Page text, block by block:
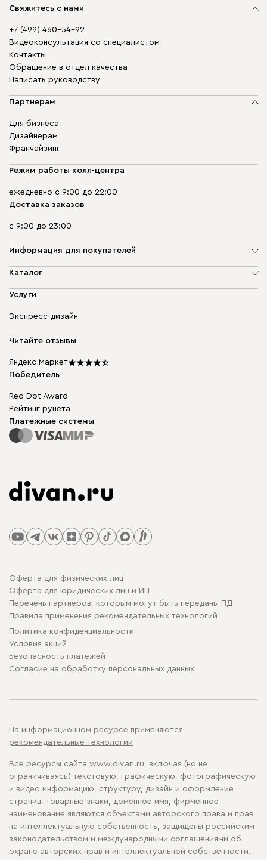
Свяжитесь с нами
+7 (499) 460-54-92
Видеоконсультация со специалистом
Контакты
Обращение в отдел качества
Написать руководству
Партнерам
Для бизнеса
Дизайнерам
Франчайзинг
Режим работы колл-центра
ежедневно с 9:00 до 22:00
Доставка заказов
с 9:00 до 23:00
Информация для покупателей
О компании
Доставка и оплата
диван.клуб
Карьера
Подарочные сертификаты
Мы в прессе
Каталог
Мягкая мебель
Бескаркасная мебель
Столы и стулья
Услуги
Экспресс-дизайн
Читайте отзывы
Яндекс Маркет
Победитель
Red Dot Award
Рейтинг рунета
Платежные системы
Оферта для физических лиц
Оферта для юридических лиц и ИП
Перечень партнеров, которым могут быть переданы ПД
Правила применения рекомендательных технологий
Политика конфиденциальности
Условия акций
Безопасность платежей
Cогласие на обработку персональных данных
На информационном ресурсе применяются
рекомендательные технологии
Все ресурсы сайта www.divan.ru, включая (но не
ограничиваясь) текстовую, графическую, фотографическую
и видео информацию, структуру, дизайн и оформление
страниц, товарные знаки, доменное имя, фирменное
наименование являются объектами авторского права и прав
на интеллектуальную собственность, защищены российским
законодательством и международными соглашениями об
охране авторских прав и интеллектуальной собственности.